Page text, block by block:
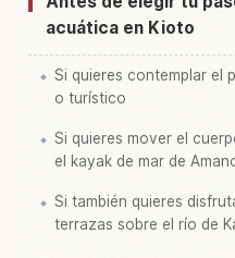
acuática en Kioto
Si quieres contemplar el
o turístico
Si quieres mover el
el kayak de mar de
Si también quieres
terrazas sobre el río de